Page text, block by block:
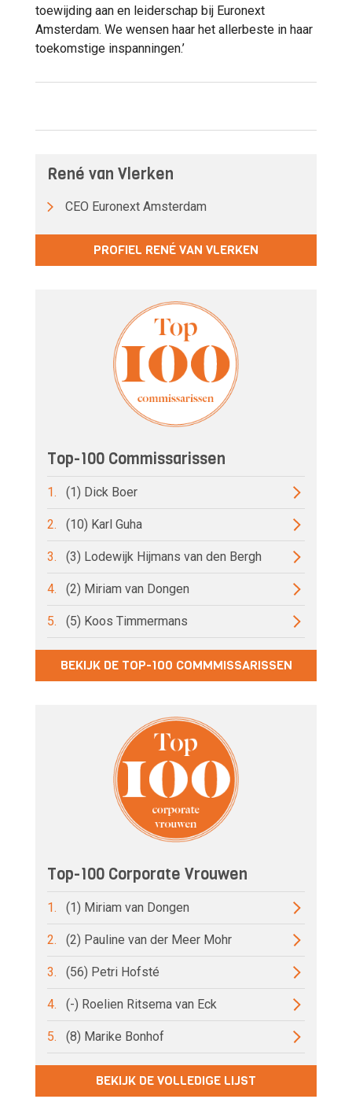
toewijding aan en leiderschap bij Euronext
Amsterdam. We wensen haar het allerbeste in haar
toekomstige inspanningen.’
René van Vlerken
CEO Euronext Amsterdam
PROFIEL RENÉ VAN VLERKEN
Top-100 Commissarissen
1. (1) Dick Boer
2. (10) Karl Guha
3. (3) Lodewijk Hijmans van den Bergh
4. (2) Miriam van Dongen
5. (5) Koos Timmermans
BEKIJK DE TOP-100 COMMMISSARISSEN
Top-100 Corporate Vrouwen
1. (1) Miriam van Dongen
2. (2) Pauline van der Meer Mohr
3. (56) Petri Hofsté
4. (-) Roelien Ritsema van Eck
5. (8) Marike Bonhof
BEKIJK DE VOLLEDIGE LIJST